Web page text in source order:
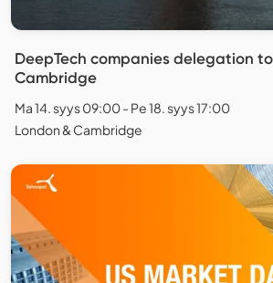
DeepTech companies delegation
Cambridge
Ma 14. syys 09:00 - Pe 18. syys 17:00
London & Cambridge